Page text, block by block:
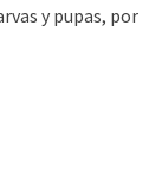
y pupas, por